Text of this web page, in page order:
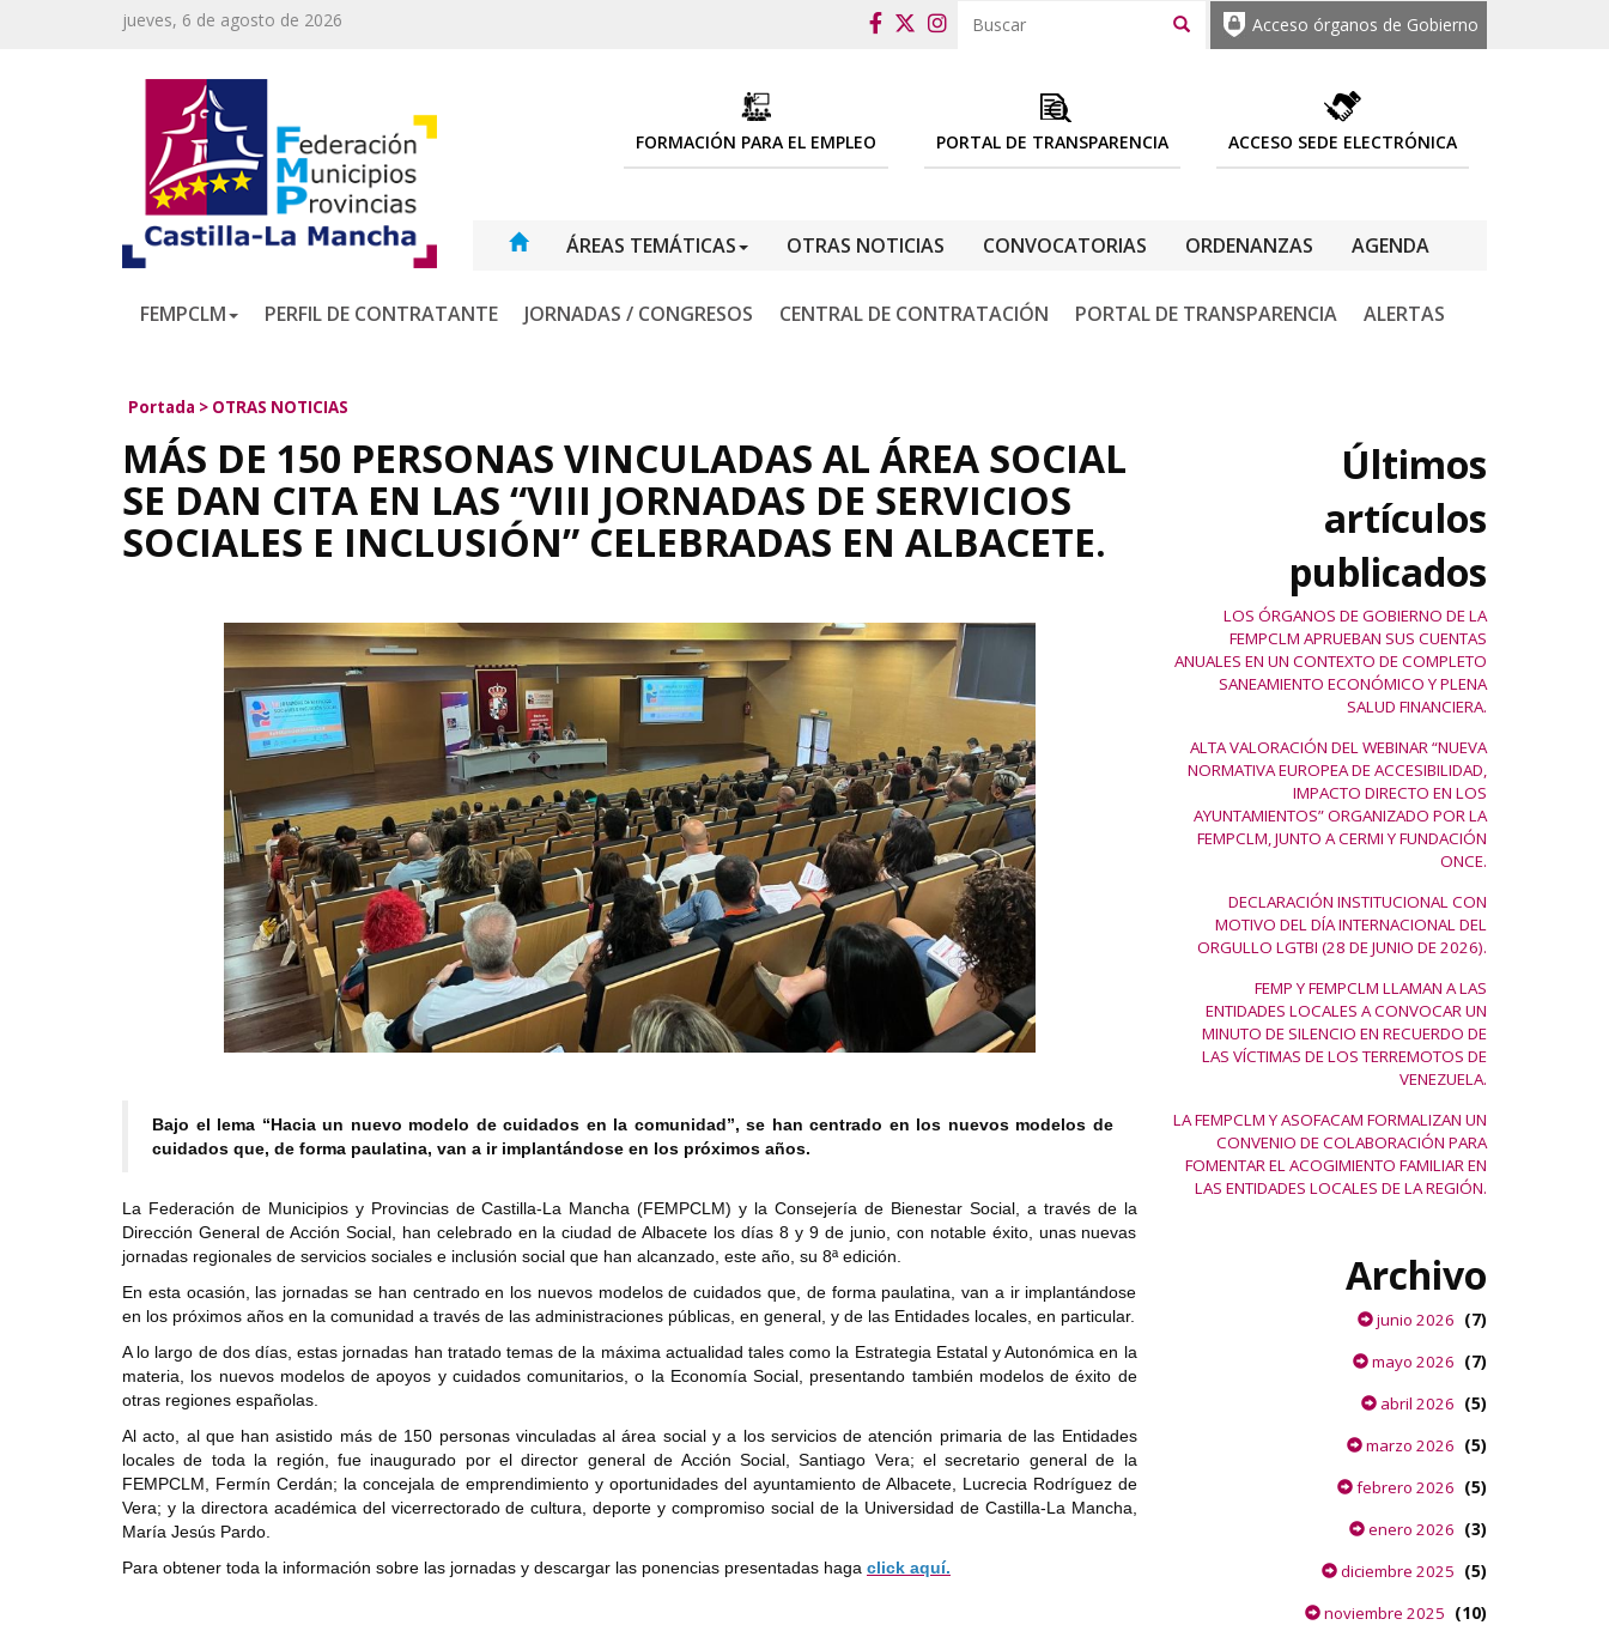
jueves, 6 de agosto de 2026 Acceso órganos de Gobierno
ACCESO SEDE ELECTRÓNICA
PORTAL DE TRANSPARENCIA
FORMACIÓN PARA EL EMPLEO
ÁREAS TEMÁTICAS OTRAS NOTICIAS CONVOCATORIAS ORDENANZAS AGENDA
FEMPCLM PERFIL DE CONTRATANTE JORNADAS / CONGRESOS CENTRAL DE CONTRATACIÓN PORTAL DE TRANSPARENCIA ALERTAS
Portada > OTRAS NOTICIAS
MÁS DE 150 PERSONAS VINCULADAS AL ÁREA SOCIAL
SE DAN CITA EN LAS “VIII JORNADAS DE SERVICIOS
SOCIALES E INCLUSIÓN” CELEBRADAS EN ALBACETE.
Bajo el lema “Hacia un nuevo modelo de cuidados en la comunidad”, se han centrado en los nuevos modelos de
cuidados que, de forma paulatina, van a ir implantándose en los próximos años.
La Federación de Municipios y Provincias de Castilla-La Mancha (FEMPCLM) y la Consejería de Bienestar Social, a través de la
Dirección General de Acción Social, han celebrado en la ciudad de Albacete los días 8 y 9 de junio, con notable éxito, unas nuevas
jornadas regionales de servicios sociales e inclusión social que han alcanzado, este año, su 8ª edición.
En esta ocasión, las jornadas se han centrado en los nuevos modelos de cuidados que, de forma paulatina, van a ir implantándose
en los próximos años en la comunidad a través de las administraciones públicas, en general, y de las Entidades locales, en particular.
A lo largo de dos días, estas jornadas han tratado temas de la máxima actualidad tales como la Estrategia Estatal y Autonómica en la
materia, los nuevos modelos de apoyos y cuidados comunitarios, o la Economía Social, presentando también modelos de éxito de
otras regiones españolas.
Al acto, al que han asistido más de 150 personas vinculadas al área social y a los servicios de atención primaria de las Entidades
locales de toda la región, fue inaugurado por el director general de Acción Social, Santiago Vera; el secretario general de la
FEMPCLM, Fermín Cerdán; la concejala de emprendimiento y oportunidades del ayuntamiento de Albacete, Lucrecia Rodríguez de
Vera; y la directora académica del vicerrectorado de cultura, deporte y compromiso social de la Universidad de Castilla-La Mancha,
María Jesús Pardo.
Para obtener toda la información sobre las jornadas y descargar las ponencias presentadas haga click aquí.
Últimos
artículos
publicados
LOS ÓRGANOS DE GOBIERNO DE LA
FEMPCLM APRUEBAN SUS CUENTAS
ANUALES EN UN CONTEXTO DE COMPLETO
SANEAMIENTO ECONÓMICO Y PLENA
SALUD FINANCIERA.
ALTA VALORACIÓN DEL WEBINAR “NUEVA
NORMATIVA EUROPEA DE ACCESIBILIDAD,
IMPACTO DIRECTO EN LOS
AYUNTAMIENTOS” ORGANIZADO POR LA
FEMPCLM, JUNTO A CERMI Y FUNDACIÓN
ONCE.
DECLARACIÓN INSTITUCIONAL CON
MOTIVO DEL DÍA INTERNACIONAL DEL
ORGULLO LGTBI (28 DE JUNIO DE 2026).
FEMP Y FEMPCLM LLAMAN A LAS
ENTIDADES LOCALES A CONVOCAR UN
MINUTO DE SILENCIO EN RECUERDO DE
LAS VÍCTIMAS DE LOS TERREMOTOS DE
VENEZUELA.
LA FEMPCLM Y ASOFACAM FORMALIZAN UN
CONVENIO DE COLABORACIÓN PARA
FOMENTAR EL ACOGIMIENTO FAMILIAR EN
LAS ENTIDADES LOCALES DE LA REGIÓN.
Archivo
junio 2026 (7)
mayo 2026 (7)
abril 2026 (5)
marzo 2026 (5)
febrero 2026 (5)
enero 2026 (3)
diciembre 2025 (5)
noviembre 2025 (10)